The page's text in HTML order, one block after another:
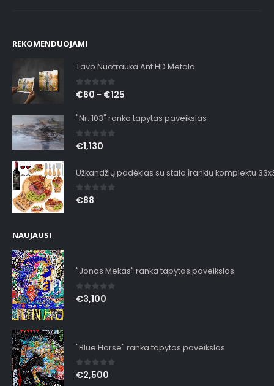
REKOMENDUOJAMI
Tavo Nuotrauka Ant HD Metalo
0out of 5
€60 – €125
"Nr. 103" ranka tapytas paveikslas
0out of 5
€1,130
Užkandžių padėklas su stalo įrankių komplektu
0out of 5
€88
NAUJAUSI
"Jonas Mekas" ranka tapytas paveikslas
0out of 5
€3,100
"Blue Horse" ranka tapytas paveikslas
0out of 5
€2,500